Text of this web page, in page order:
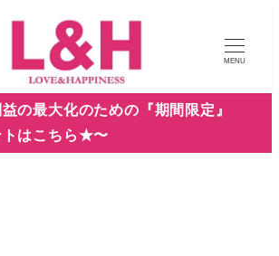
MENU
の最大化のための『期間限定』
トはこちら★〜